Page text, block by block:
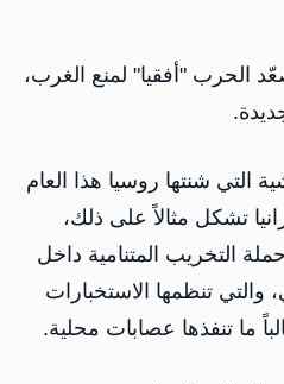
الحرب "أفقيا" لمنع الغرب،
التي شنتها روسيا هذا العام
تشكل مثالاً على ذلك،
التخريب المتنامية داخل
تنظمها الاستخبارات
ما تنفذها عصابات محلية.